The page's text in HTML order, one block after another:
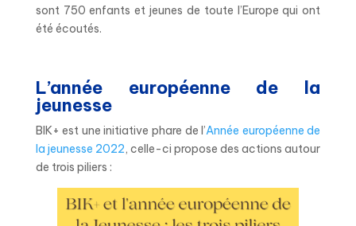
sont 750 enfants et jeunes de toute l’Europe qui ont
été écoutés.
L’année européenne de la
jeunesse
BIK+ est une initiative phare de l’Année européenne de
la jeunesse 2022, celle-ci propose des actions autour
de trois piliers :